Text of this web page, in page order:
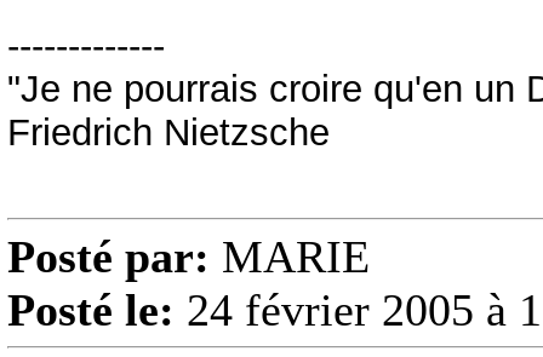
-------------
"Je ne pourrais croire qu'en un
Friedrich Nietzsche
Posté par: MARIE
Posté le: 24 février 2005 à